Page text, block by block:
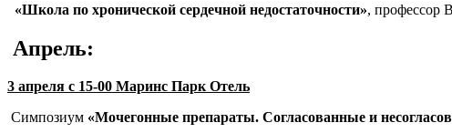
«Школа по хронической сердечной недостаточности», профессор
Апрель:
3 апреля с 15-00 Маринс Парк Отель
Симпозиум «Мочегонные препараты. Согласованные и